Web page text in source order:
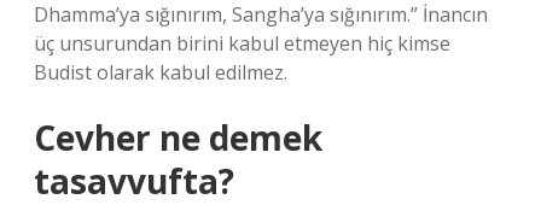
Dhamma’ya sığınırım, Sangha’ya sığınırım.” İnancın
üç unsurundan birini kabul etmeyen hiç kimse
Budist olarak kabul edilmez.
Cevher ne demek
tasavvufta?